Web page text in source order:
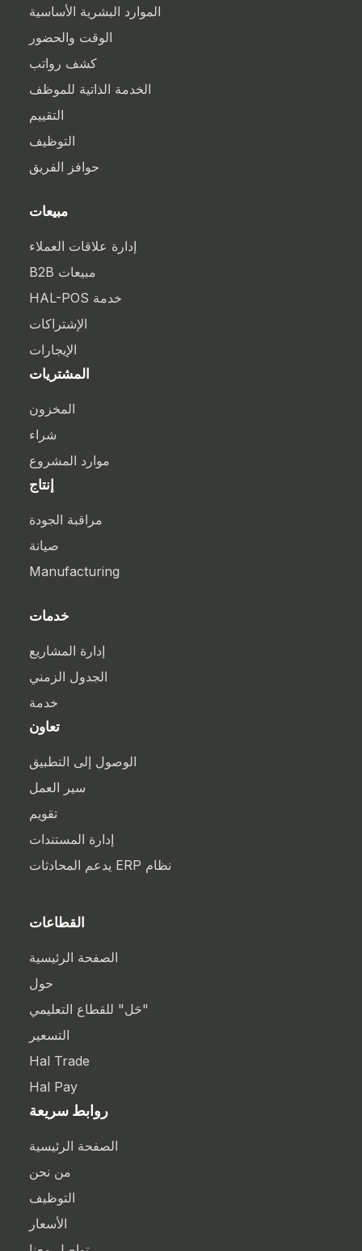
الموارد البشرية الأساسية
الوقت والحضور
كشف رواتب
الخدمة الذاتية للموظف
التقييم
التوظيف
حوافز الفريق
مبيعات
إدارة علاقات العملاء
مبيعات B2B
خدمة HAL-POS
الإشتراكات
الإيجارات
المشتريات
المخزون
شراء
موارد المشروع
إنتاج
مراقبة الجودة
صيانة
Manufacturing
خدمات
إدارة المشاريع
الجدول الزمني
خدمة
تعاون
الوصول إلى التطبيق
سير العمل
تقويم
إدارة المستندات
نظام ERP يدعم المحادثات
القطاعات
الصفحة الرئيسية
حول
"حَل" للقطاع التعليمي
التسعير
Hal Trade
Hal Pay
روابط سريعة
الصفحة الرئيسية
من نحن
التوظيف
الأسعار